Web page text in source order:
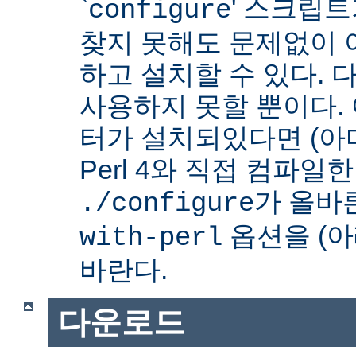
`configure' 스크립
찾지 못해도 문제없이
하고 설치할 수 있다.
사용하지 못할 뿐이다.
터가 설치되있다면 (
Perl 4와 직접 컴파일
./configure가 올바
with-perl 옵션을 (
바란다.
다운로드